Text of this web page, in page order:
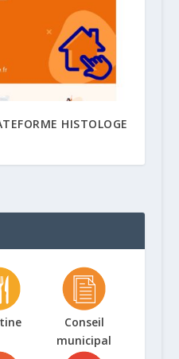
HISTOLOGE
Conseil
municipal